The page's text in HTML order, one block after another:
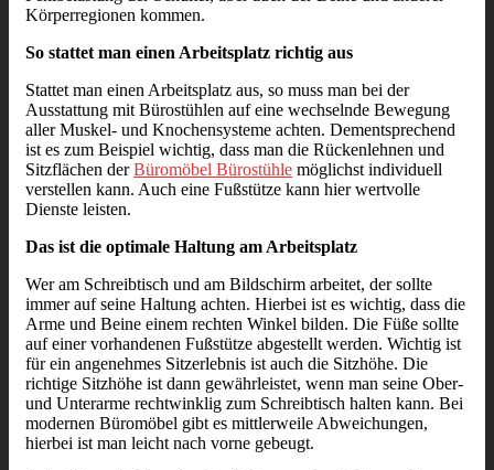
Körperregionen kommen.
So stattet man einen Arbeitsplatz richtig aus
Stattet man einen Arbeitsplatz aus, so muss man bei der
Ausstattung mit Bürostühlen auf eine wechselnde Bewegung
aller Muskel- und Knochensysteme achten. Dementsprechend
ist es zum Beispiel wichtig, dass man die Rückenlehnen und
Sitzflächen derBüromöbel Bürostühle möglichst individuell
verstellen kann. Auch eine Fußstütze kann hier wertvolle
Dienste leisten.
Das ist die optimale Haltung am Arbeitsplatz
Wer am Schreibtisch und am Bildschirm arbeitet, der sollte
immer auf seine Haltung achten. Hierbei ist es wichtig, dass die
Arme und Beine einem rechten Winkel bilden. Die Füße sollte
auf einer vorhandenen Fußstütze abgestellt werden. Wichtig ist
für ein angenehmes Sitzerlebnis ist auch die Sitzhöhe. Die
richtige Sitzhöhe ist dann gewährleistet, wenn man seine Ober-
und Unterarme rechtwinklig zum Schreibtisch halten kann. Bei
modernen Büromöbel gibt es mittlerweile Abweichungen,
hierbei ist man leicht nach vorne gebeugt.